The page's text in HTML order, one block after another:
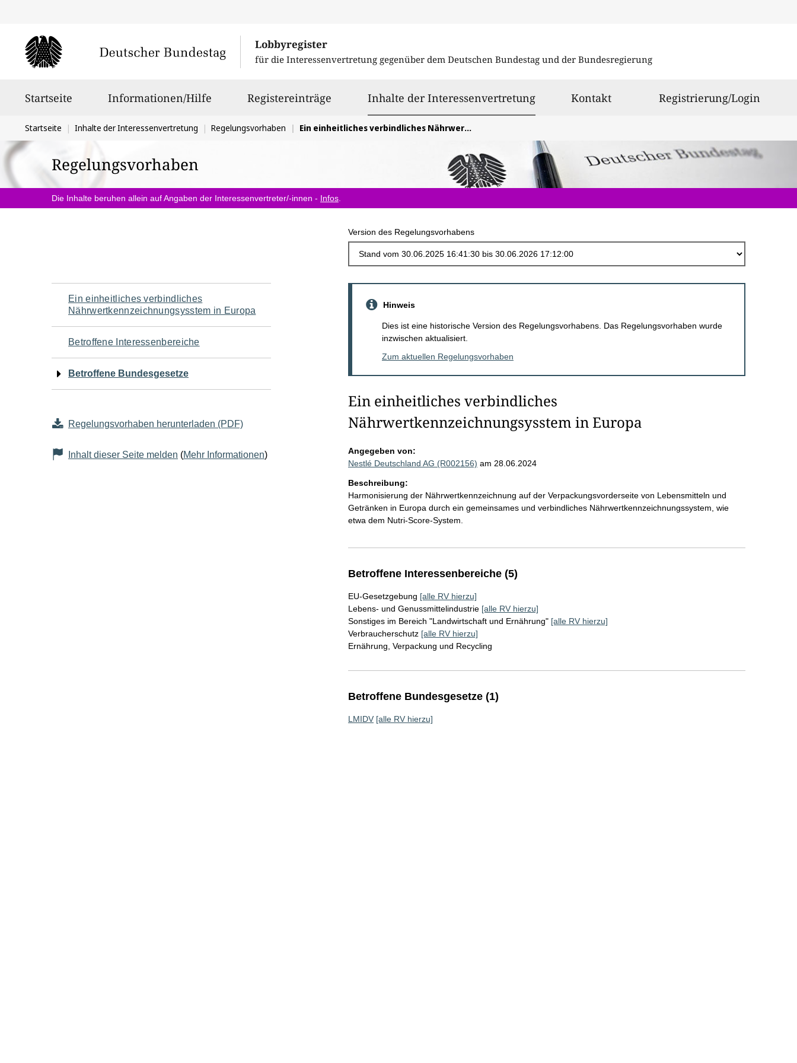
Lobbyregister
für die Interessenvertretung gegenüber dem Deutschen Bundestag und der Bundesregierung
Startseite Informationen/Hilfe Registereinträge Inhalte der Interessenvertretungausgewählt
Kontakt Registrierung/Login
Sie
befinden
sich
hier:
Startseite Inhalte der Interessenvertretung Regelungsvorhaben Ein einheitliches verbindliches Nährwertkennzeichnungsysstem in Europa
Regelungsvorhaben
Die Inhalte beruhen allein auf Angaben der Interessenvertreter/-innen - Infos
Version des Regelungsvorhabens
Navigation
für
den
Seiteninhalt
Ein einheitliches verbindliches
Nährwertkennzeichnungsysstem in Europa
Betroffene Interessenbereiche
Betroffene Bundesgesetze
Regelungsvorhaben herunterladen (PDF)
Inhalt dieser Seite melden (Mehr Informationen)
Hinweis
Dies ist eine historische Version des Regelungsvorhabens. Das Regelungsvorhaben wurde
inzwischen aktualisiert.
Zum aktuellen Regelungsvorhaben
Ein einheitliches verbindliches
Nährwertkennzeichnungsysstem in Europa
Angegeben von:
Nestlé Deutschland AG (R002156) am 28.06.2024
Beschreibung:
Harmonisierung der Nährwertkennzeichnung auf der Verpackungsvorderseite von Lebensmitteln und
Getränken in Europa durch ein gemeinsames und verbindliches Nährwertkennzeichnungssystem, wie
etwa dem Nutri-Score-System.
Betroffene Interessenbereiche (5)
EU-Gesetzgebung [alle RV hierzu]
Lebens- und Genussmittelindustrie [alle RV hierzu]
Sonstiges im Bereich "Landwirtschaft und Ernährung" [alle RV hierzu]
Verbraucherschutz [alle RV hierzu]
Ernährung, Verpackung und Recycling
Betroffene Bundesgesetze (1)
LMIDV [alle RV hierzu]